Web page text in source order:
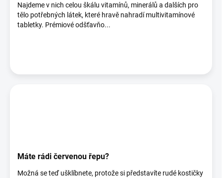
Najdeme v nich celou škálu vitamínů, minerálů a dalších pro
tělo potřebných látek, které hravě nahradí multivitamínové
tabletky. Prémiové odšťavňo...
Máte rádi červenou řepu?
Možná se teď ušklíbnete, protože si představíte rudé kostičky